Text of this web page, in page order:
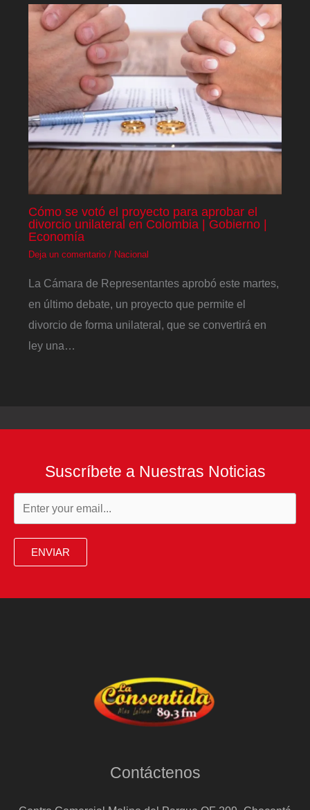
Cómo se votó el proyecto para aprobar el
divorcio unilateral en Colombia | Gobierno |
Economía
Deja un comentario / Nacional
La Cámara de Representantes aprobó este martes,
en último debate, un proyecto que permite el
divorcio de forma unilateral, que se convertirá en
ley una…
Suscríbete a Nuestras Noticias
ENVIAR
Contáctenos